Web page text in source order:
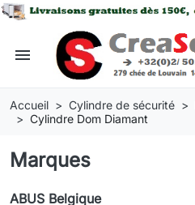
menu
Accueil Cylindre de sécurité
Cylindre Dom Diamant
Marques
ABUS Belgique